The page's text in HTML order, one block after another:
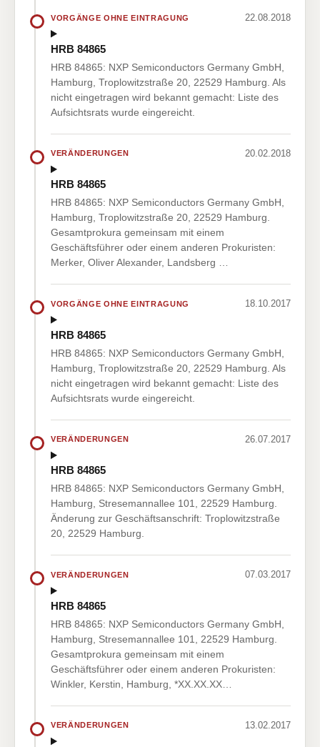
VORGÄNGE OHNE EINTRAGUNG 22.08.2018
HRB 84865
HRB 84865: NXP Semiconductors Germany GmbH,
Hamburg, Troplowitzstraße 20, 22529 Hamburg. Als
nicht eingetragen wird bekannt gemacht: Liste des
Aufsichtsrats wurde eingereicht.
VERÄNDERUNGEN 20.02.2018
HRB 84865
HRB 84865: NXP Semiconductors Germany GmbH,
Hamburg, Troplowitzstraße 20, 22529 Hamburg.
Gesamtprokura gemeinsam mit einem
Geschäftsführer oder einem anderen Prokuristen:
Merker, Oliver Alexander, Landsberg …
VORGÄNGE OHNE EINTRAGUNG 18.10.2017
HRB 84865
HRB 84865: NXP Semiconductors Germany GmbH,
Hamburg, Troplowitzstraße 20, 22529 Hamburg. Als
nicht eingetragen wird bekannt gemacht: Liste des
Aufsichtsrats wurde eingereicht.
VERÄNDERUNGEN 26.07.2017
HRB 84865
HRB 84865: NXP Semiconductors Germany GmbH,
Hamburg, Stresemannallee 101, 22529 Hamburg.
Änderung zur Geschäftsanschrift: Troplowitzstraße
20, 22529 Hamburg.
VERÄNDERUNGEN 07.03.2017
HRB 84865
HRB 84865: NXP Semiconductors Germany GmbH,
Hamburg, Stresemannallee 101, 22529 Hamburg.
Gesamtprokura gemeinsam mit einem
Geschäftsführer oder einem anderen Prokuristen:
Winkler, Kerstin, Hamburg, *XX.XX.XX…
VERÄNDERUNGEN 13.02.2017